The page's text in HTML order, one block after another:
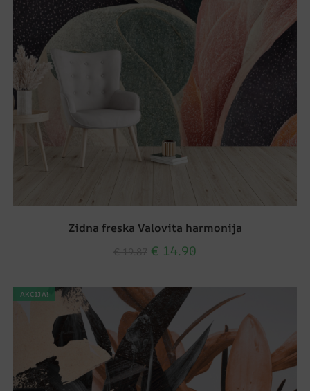
Zidna freska Valovita harmonija
€ 14.90
AKCIJA!